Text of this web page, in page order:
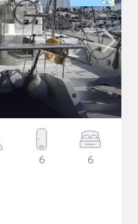
6 6